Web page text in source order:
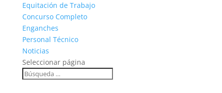
Equitación de Trabajo
Concurso Completo
Enganches
Personal Técnico
Noticias
Seleccionar página